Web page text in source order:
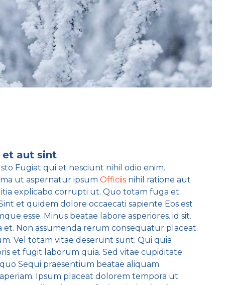
et aut sint
Fugiat qui et nesciunt nihil odio enim.
ut aspernatur ipsum Officiis nihil ratione aut
explicabo corrupti ut. Quo totam fuga et.
et quidem dolore occaecati sapiente Eos est
esse. Minus beatae labore asperiores. id sit.
Non assumenda rerum consequatur placeat.
Vel totam vitae deserunt sunt. Qui quia
et fugit laborum quia. Sed vitae cupiditate
Sequi praesentium beatae aliquam
Ipsum placeat dolorem tempora ut